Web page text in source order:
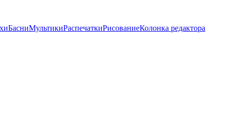
БасниМультикиРаспечаткиРисованиеКолонка редактора